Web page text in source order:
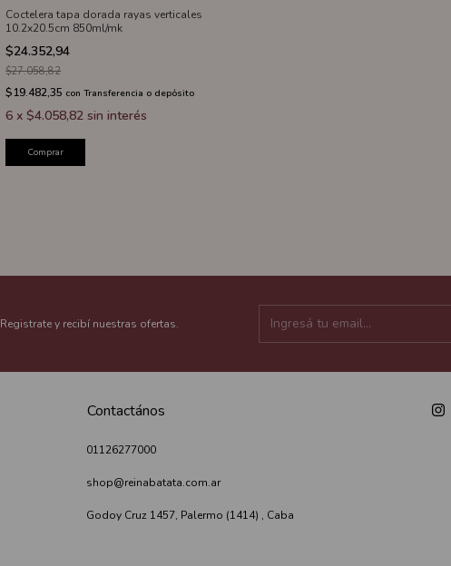
Coctelera tapa dorada rayas verticales
10.2x20.5cm 850ml/mk
$24.352,94
$27.058,82
$19.482,35 con Transferencia o depósito
6 x$4.058,82 sin interés
Comprar
Registrate y recibí nuestras ofertas.
Contactános
01126277000
shop@reinabatata.com.ar
Godoy Cruz 1457, Palermo (1414) , Caba